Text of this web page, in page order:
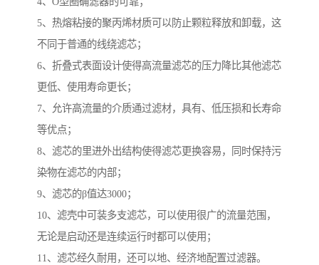
5、热熔粘接的聚丙烯材质可以防止颗粒释放和卸载，这
不同于普通的线绕滤芯；
6、折叠式表面设计使得高流量滤芯的压力降比其他滤芯
更低、使用寿命更长；
7、允许高流量的介质通过滤材，具有、低压损和长寿命
等优点；
8、滤芯的里进外出结构使得滤芯更换容易，同时保持污
染物在滤芯的内部；
9、滤芯的β值达3000；
10、滤壳中可装多支滤芯，可以使用很广的流量范围，
无论是启动还是连续运行时都可以使用；
11、滤芯经久耐用，还可以地、经济地配置过滤器。